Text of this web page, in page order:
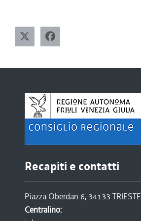
Recapiti e contatti
Piazza Oberdan 6, 34133 TRIESTE
Centralino: